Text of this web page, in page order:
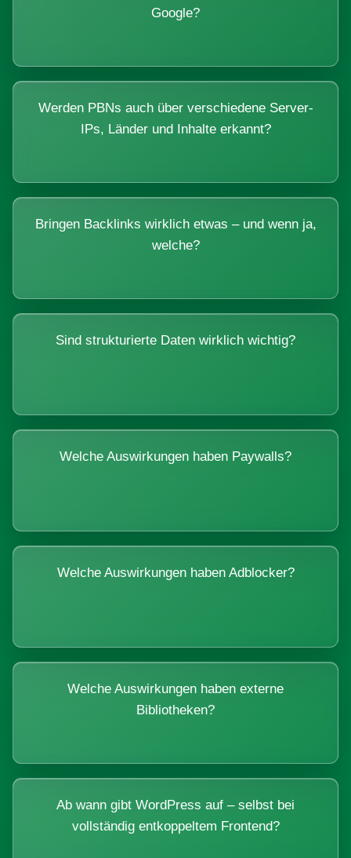
Google?
Werden PBNs auch über verschiedene Server-
IPs, Länder und Inhalte erkannt?
Bringen Backlinks wirklich etwas – und wenn ja,
welche?
Sind strukturierte Daten wirklich wichtig?
Welche Auswirkungen haben Paywalls?
Welche Auswirkungen haben Adblocker?
Welche Auswirkungen haben externe
Bibliotheken?
Ab wann gibt WordPress auf – selbst bei
vollständig entkoppeltem Frontend?